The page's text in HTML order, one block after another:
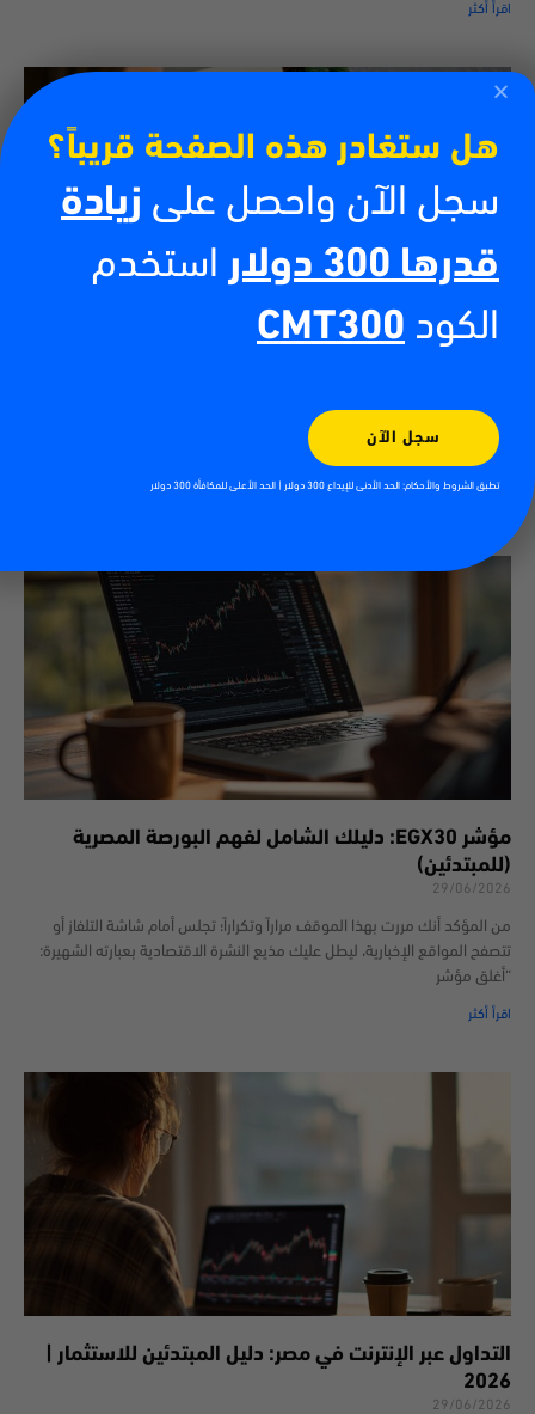
اقرأ أكثر
كيفية تداول العملات الرقمية
أدى صعود العملات الرقمية إلى خلق فرص جديدة للأفراد الراغبين في المشاركة
في الأسواق المالية العالمية. فمن البيتكوين والإيثيريوم إلى آلاف العملات
الرقمية الأخرى، أصبح
مؤشر EGX30: دليلك الشامل لفهم البورصة المصرية
(للمبتدئين)
29/06/2026
من المؤكد أنك مررت بهذا الموقف مراراً وتكراراً؛ تجلس أمام شاشة التلفاز أو
تتصفح المواقع الإخبارية، ليطل عليك مذيع النشرة الاقتصادية بعبارته الشهيرة:
“أغلق مؤشر
اقرأ أكثر
التداول عبر الإنترنت في مصر: دليل المبتدئين للاستثمار |
2026
29/06/2026
هل ستغادر هذه الصفحة قريباً؟
سجل الآن واحصل على زيادة
قدرها 300 دولار
استخدم
الكود CMT300
سجل الآن
تطبق الشروط والأحكام: الحد الأدنى للإيداع 300 دولار | الحد الأعلى للمكافأة 300 دولار